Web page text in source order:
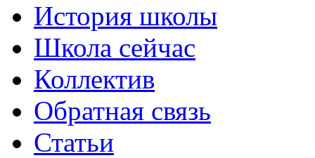
История школы
Школа сейчас
Коллектив
Обратная связь
Статьи